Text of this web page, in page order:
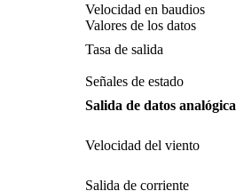
Velocidad en baudios
Valores de los datos
Tasa de salida
Señales de estado
Salida de datos analógica
Velocidad del viento
Salida de corriente